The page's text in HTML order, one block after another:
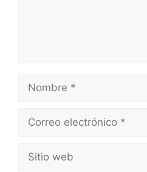
Nombre
Correo
Sitio
web